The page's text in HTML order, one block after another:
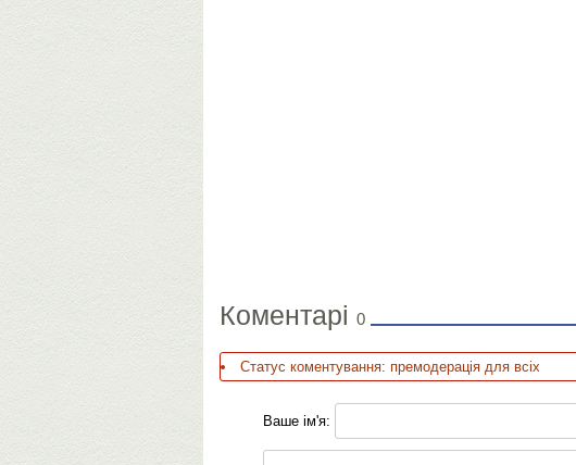
Коментарі 0
Статус коментування: премодерація для всіх
Ваше ім'я: